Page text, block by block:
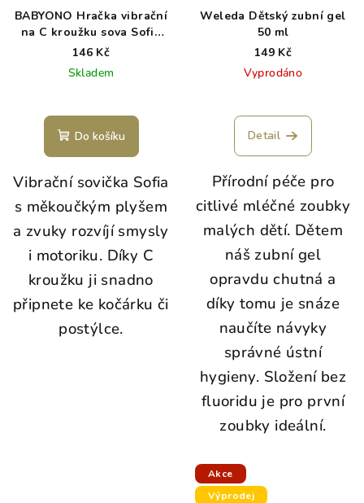
BABYONO Hračka vibrační
na C kroužku sova Sofia
modrá
146 Kč
Skladem
Do košíku
Vibrační sovička Sofia
s měkoučkým plyšem
a zvuky rozvíjí smysly
i motoriku. Díky C
kroužku ji snadno
připnete ke kočárku či
postýlce.
Weleda Dětský zubní gel
50 ml
149 Kč
Vyprodáno
Detail
Přírodní péče pro
citlivé mléčné zoubky
malých dětí. Dětem
náš zubní gel
opravdu chutná a
díky tomu je snáze
naučíte návyky
správné ústní
hygieny. Složení bez
fluoridu je pro první
zoubky ideální.
Akce
Výprodej